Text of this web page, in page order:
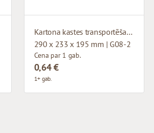
Kartona kastes transportēšanai
290 x 233 x 195 mm | G08-2
Cena par 1 gab.
0,64 €
1+ gab.